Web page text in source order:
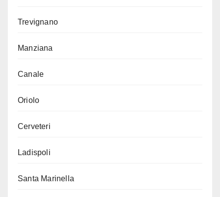
Trevignano
Manziana
Canale
Oriolo
Cerveteri
Ladispoli
Santa Marinella